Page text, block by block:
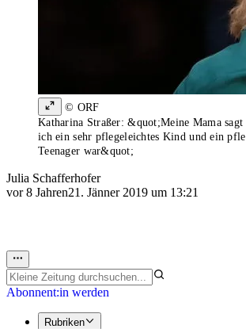
© ORF
Katharina Straßer: &quot;Meine Mama sagt
ich ein sehr pflegeleichtes Kind und ein
Teenager war&quot;
Julia Schafferhofer
vor 8 Jahren21. Jänner 2019 um 13:21
Abonnent:in werden
Rubriken